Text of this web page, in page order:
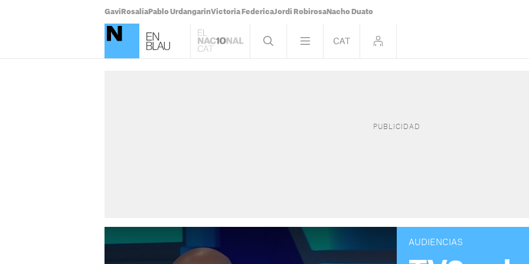
Gavi Rosalía Pablo UrdangarinVictoria FedericaJordi Robirosa Nacho Duato
AUDIENCIAS